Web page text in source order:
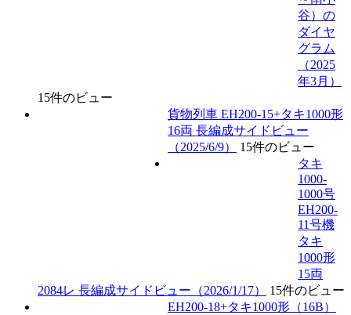
谷）の
ダイヤ
グラム
（2025
年3月）
15件のビュー
貨物列車 EH200-15+タキ1000形
16両 長編成サイドビュー
（2025/6/9）
15件のビュー
タキ
1000-
1000号
EH200-
11号機
タキ
1000形
15両
2084レ 長編成サイドビュー（2026/1/17）
15件のビュー
EH200-18+タキ1000形（16B）